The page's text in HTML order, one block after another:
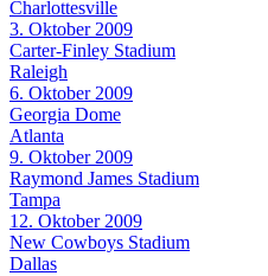
Charlottesville
3. Oktober 2009
Carter-Finley Stadium
Raleigh
6. Oktober 2009
Georgia Dome
Atlanta
9. Oktober 2009
Raymond James Stadium
Tampa
12. Oktober 2009
New Cowboys Stadium
Dallas